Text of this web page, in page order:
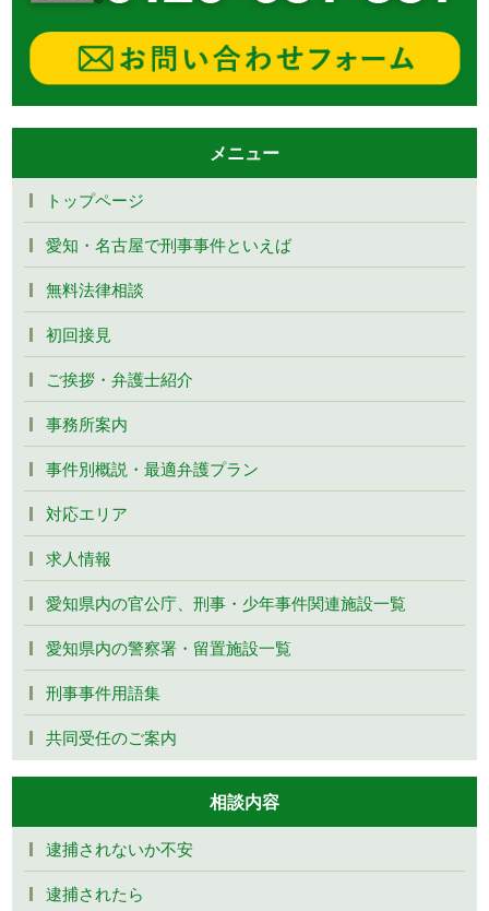
メニュー
トップページ
愛知・名古屋で刑事事件といえば
無料法律相談
初回接見
ご挨拶・弁護士紹介
事務所案内
事件別概説・最適弁護プラン
対応エリア
求人情報
愛知県内の官公庁、刑事・少年事件関連施設一覧
愛知県内の警察署・留置施設一覧
刑事事件用語集
共同受任のご案内
相談内容
逮捕されないか不安
逮捕されたら